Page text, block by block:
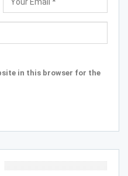
in this browser for the